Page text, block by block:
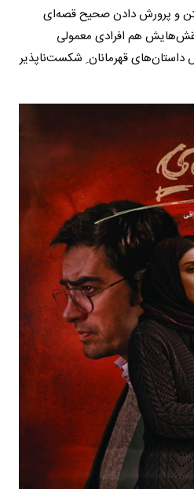
و پرورش دادن صحیح قصه‌ای
هم افرادی معمولی
داستان‌های قهرمانان ِ شکست‌ناپذیر